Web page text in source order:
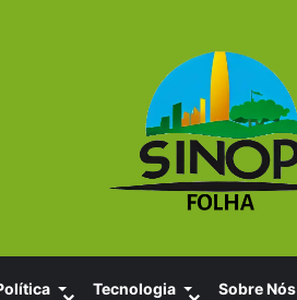
Tecnologia Sobre Nós